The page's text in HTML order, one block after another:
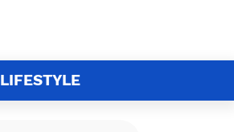
LIFESTYLE